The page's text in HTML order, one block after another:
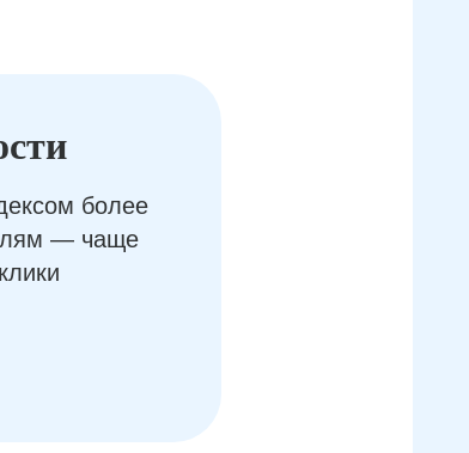
более
— чаще